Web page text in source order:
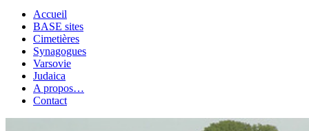
Accueil
BASE sites
Cimetières
Synagogues
Varsovie
Judaica
A propos…
Contact